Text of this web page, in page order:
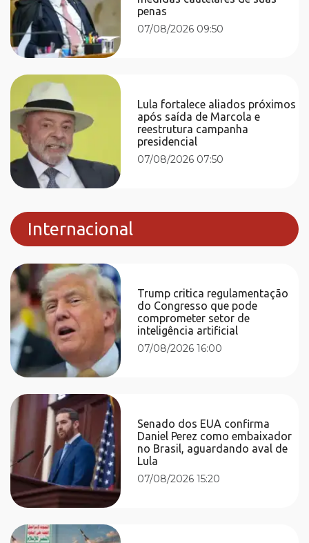
penas
07/08/2026 09:50
Lula fortalece aliados próximos
após saída de Marcola e
reestrutura campanha
presidencial
07/08/2026 07:50
Internacional
Trump critica regulamentação
do Congresso que pode
comprometer setor de
inteligência artificial
07/08/2026 16:00
Senado dos EUA confirma
Daniel Perez como embaixador
no Brasil, aguardando aval de
Lula
07/08/2026 15:20